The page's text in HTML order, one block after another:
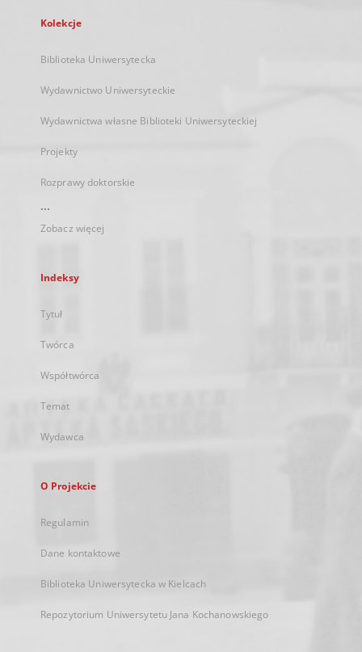
Kolekcje
Biblioteka Uniwersytecka
Wydawnictwo Uniwersyteckie
Wydawnictwa własne Biblioteki Uniwersyteckiej
Projekty
Rozprawy doktorskie
...
Zobacz więcej
Indeksy
Tytuł
Twórca
Współtwórca
Temat
Wydawca
O Projekcie
Regulamin
Dane kontaktowe
Biblioteka Uniwersytecka w Kielcach
Repozytorium Uniwersytetu Jana Kochanowskiego